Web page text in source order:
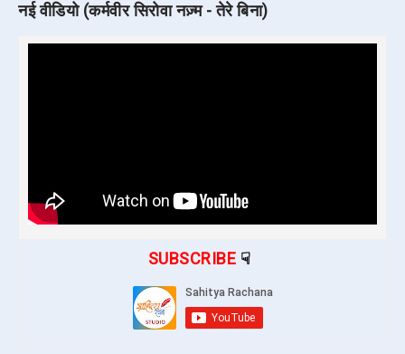
नई वीडियो (कर्मवीर सिरोवा नज़्म - तेरे बिना)
SUBSCRIBE☟